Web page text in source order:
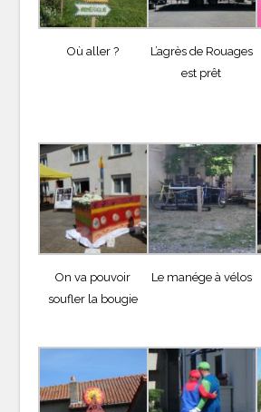
Où aller ?
L’agrès de Rouages
est prêt
On va pouvoir
soufler la bougie
Le manége à vélos